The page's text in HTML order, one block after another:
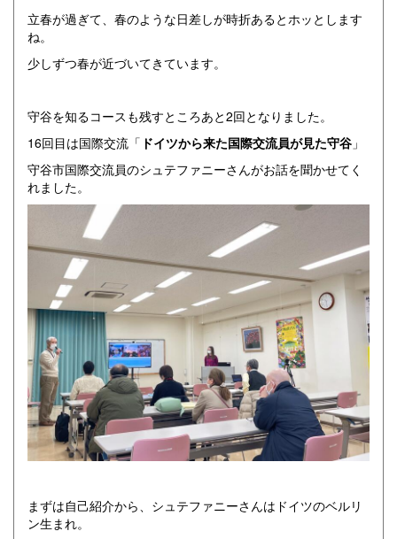
立春が過ぎて、春のような日差しが時折あるとホッとします
ね。
少しずつ春が近づいてきています。
守谷を知るコースも残すところあと2回となりました。
16回目は国際交流「 ドイツから来た国際交流員が見た守谷 」
守谷市国際交流員のシュテファニーさんがお話を聞かせてく
れました。
まずは自己紹介から、シュテファニーさんはドイツのベルリ
ン生まれ。